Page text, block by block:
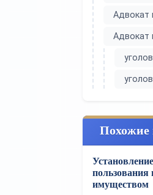
Адвокат
Адвокат
Похожие
имуществом